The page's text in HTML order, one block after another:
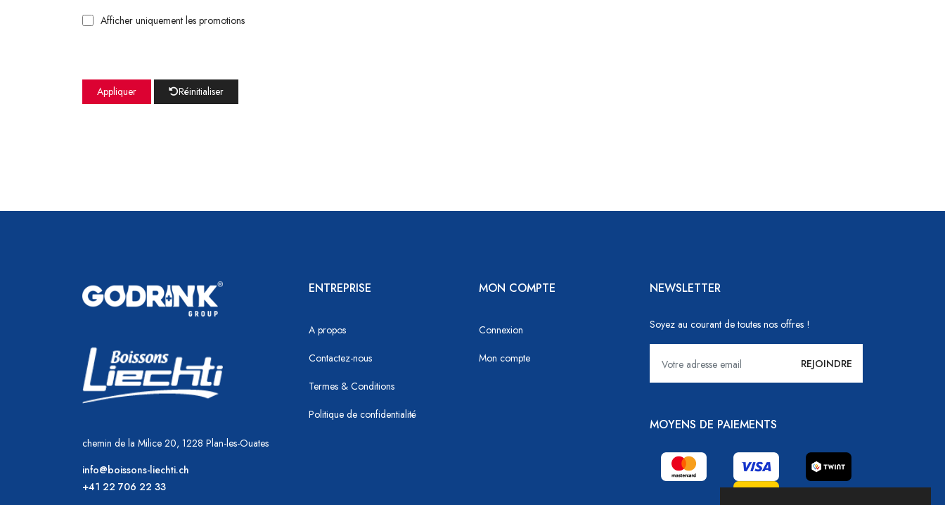
Afficher uniquement les promotions
Appliquer Réinitialiser
chemin de la Milice 20, 1228 Plan-les-Ouates
info@boissons-liechti.ch
+41 22 706 22 33
ENTREPRISE
A propos
Contactez-nous
Termes & Conditions
Politique de confidentialité
MON COMPTE
Connexion
Mon compte
NEWSLETTER
Soyez au courant de toutes nos offres !
MOYENS DE PAIEMENTS